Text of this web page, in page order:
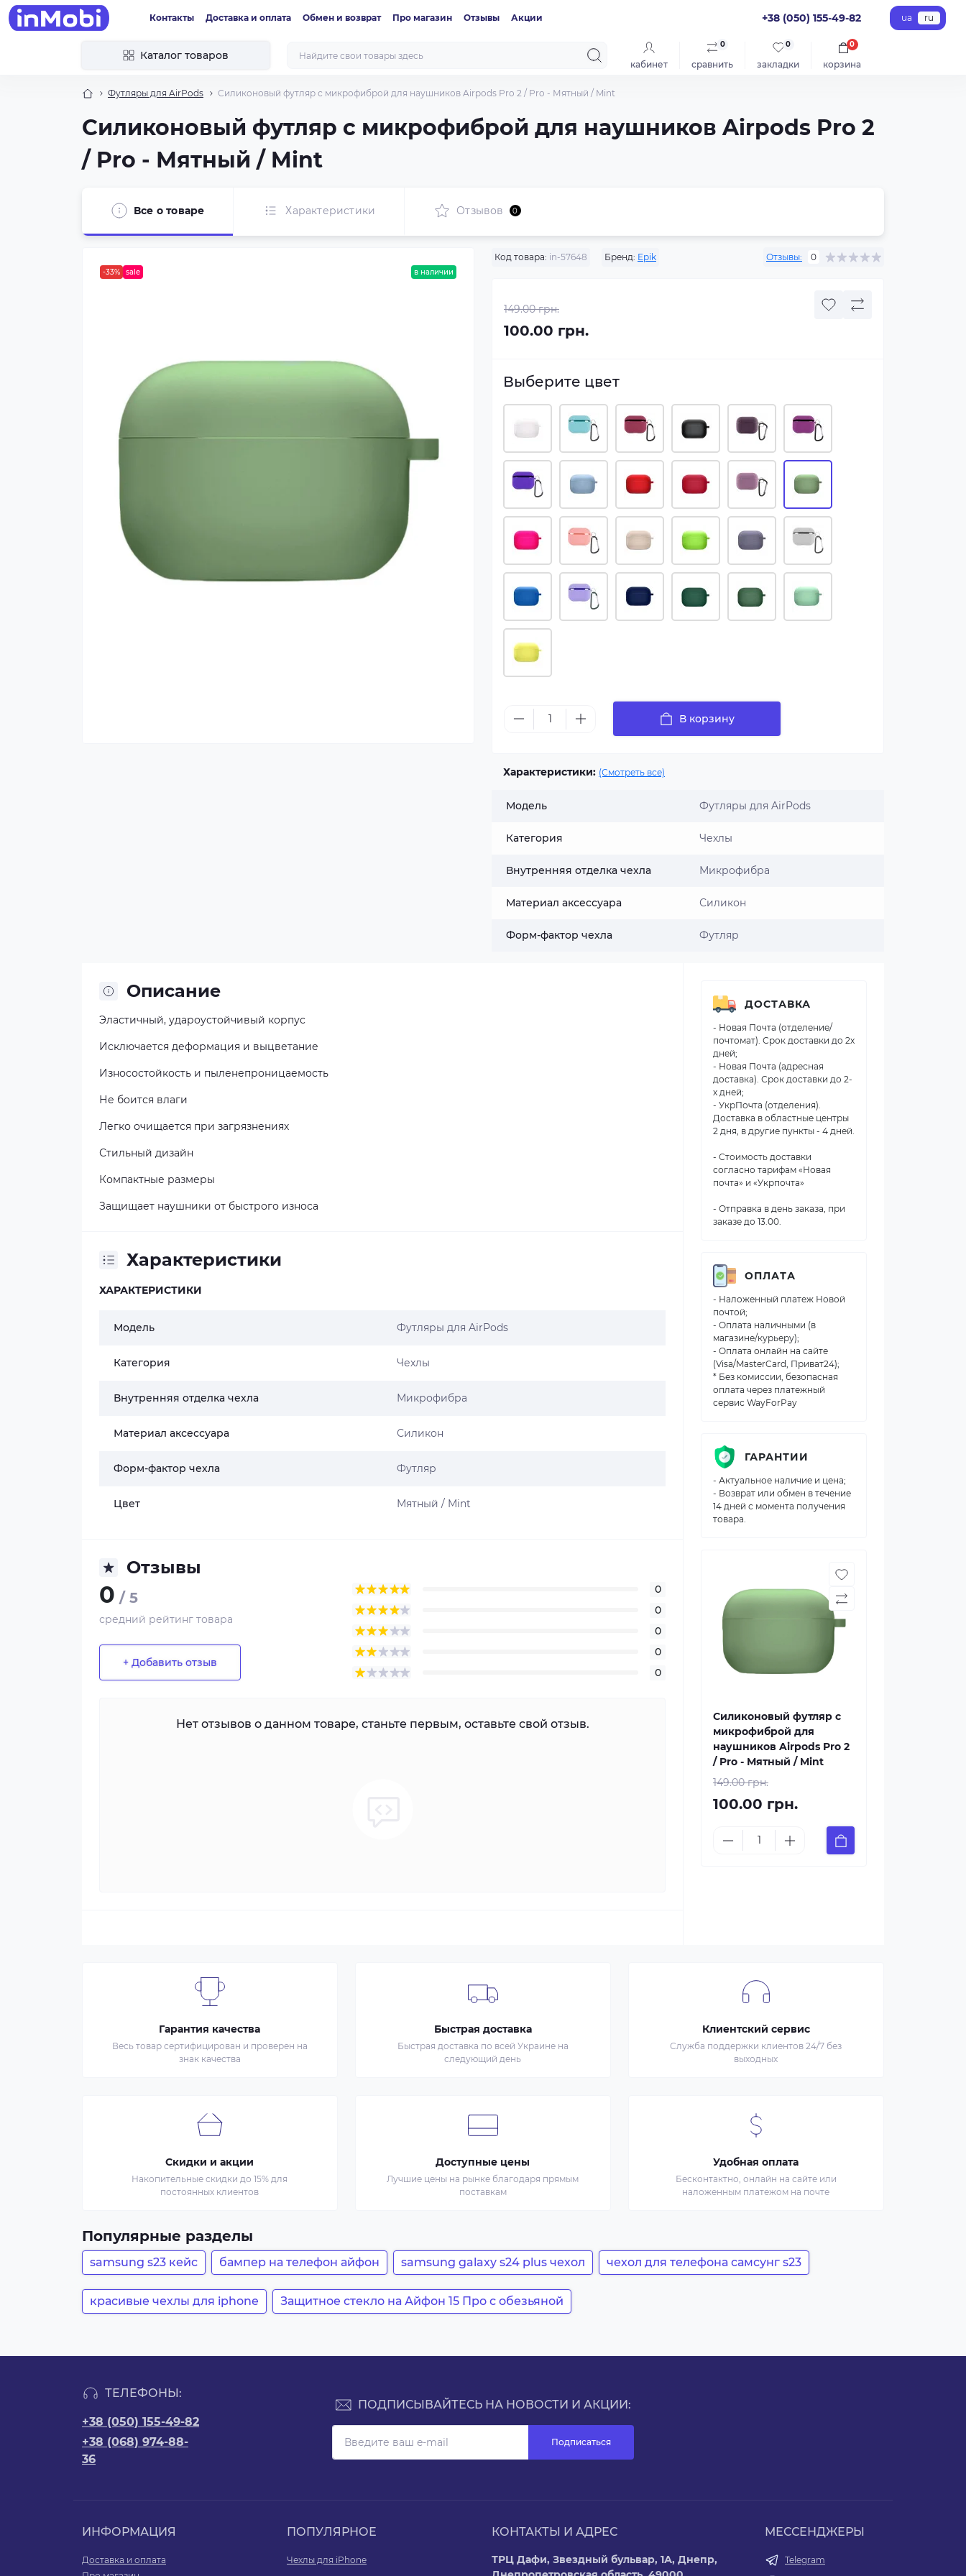
Контакты Доставка и оплата Обмен и возврат Про магазин Отзывы Акции +38 (050) 155-49-82 ua ru
Каталог товаров
кабинет сравнить
0
закладки
0
корзина
0
Футляры для AirPods Силиконовый футляр с микрофиброй для наушников Airpods Pro 2 / Pro - Мятный / Mint
Силиконовый футляр с микрофиброй для наушников Airpods Pro 2
/ Pro - Мятный / Mint
Все о товаре Характеристики Отзывов 0
-33% sale в наличии
Код товара: in-57648 Бренд: Epik Отзывы: 0
149.00 грн.
100.00 грн.
Выберите цвет
В корзину
Характеристики: (Смотреть все)
Модель Футляры для AirPods
Категория Чехлы
Внутренняя отделка чехла Микрофибра
Материал аксессуара Силикон
Форм-фактор чехла Футляр
Описание
Эластичный, удароустойчивый корпус
Исключается деформация и выцветание
Износостойкость и пыленепроницаемость
Не боится влаги
Легко очищается при загрязнениях
Стильный дизайн
Компактные размеры
Защищает наушники от быстрого износа
Характеристики
ХАРАКТЕРИСТИКИ
Модель Футляры для AirPods
Категория Чехлы
Внутренняя отделка чехла Микрофибра
Материал аксессуара Силикон
Форм-фактор чехла Футляр
Цвет Мятный / Mint
Отзывы
0 / 5
средний рейтинг товара
+ Добавить отзыв
0
0
0
0
0
Нет отзывов о данном товаре, станьте первым, оставьте свой отзыв.
ДОСТАВКА
- Новая Почта (отделение/
почтомат). Срок доставки до 2х
дней;
- Новая Почта (адресная
доставка). Срок доставки до 2-
х дней;
- УкрПочта (отделения).
Доставка в областные центры
2 дня, в другие пункты - 4 дней.
- Стоимость доставки
согласно тарифам «Новая
почта» и «Укрпочта»
- Отправка в день заказа, при
заказе до 13.00.
ОПЛАТА
- Наложенный платеж Новой
почтой;
- Оплата наличными (в
магазине/курьеру);
- Оплата онлайн на сайте
(Visa/MasterCard, Приват24);
* Без комиссии, безопасная
оплата через платежный
сервис WayForPay
ГАРАНТИИ
- Актуальное наличие и цена;
- Возврат или обмен в течение
14 дней с момента получения
товара.
Силиконовый футляр с
микрофиброй для
наушников Airpods Pro 2
/ Pro - Мятный / Mint
149.00 грн.
100.00 грн.
Гарантия качества
Весь товар сертифицирован и проверен на
знак качества
Быстрая доставка
Быстрая доставка по всей Украине на
следующий день
Клиентский сервис
Служба поддержки клиентов 24/7 без
выходных
Скидки и акции
Накопительные скидки до 15% для
постоянных клиентов
Доступные цены
Лучшие цены на рынке благодаря прямым
поставкам
Удобная оплата
Бесконтактно, онлайн на сайте или
наложенным платежом на почте
Популярные разделы
samsung s23 кейс бампер на телефон айфон samsung galaxy s24 plus чехол чехол для телефона самсунг s23
красивые чехлы для iphone Защитное стекло на Айфон 15 Про с обезьяной
ТЕЛЕФОНЫ:
+38 (050) 155-49-82
+38 (068) 974-88-
36
ПОДПИСЫВАЙТЕСЬ НА НОВОСТИ И АКЦИИ:
Подписаться
ИНФОРМАЦИЯ
Доставка и оплата
ПОПУЛЯРНОЕ
Чехлы для iPhone
КОНТАКТЫ И АДРЕС
ТРЦ Дафи, Звездный бульвар, 1А, Днепр,
МЕССЕНДЖЕРЫ
Telegram